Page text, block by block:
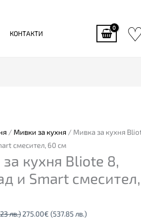
КОНТАКТИ
/ Мивки за кухня / Мивка за кухня
смесител, 60 см
кухня Bliote 8,
и Smart
лв.)
289.00€
(565.23
лв.).
275.00€ (537.85 лв.)
275.00€
лв.).